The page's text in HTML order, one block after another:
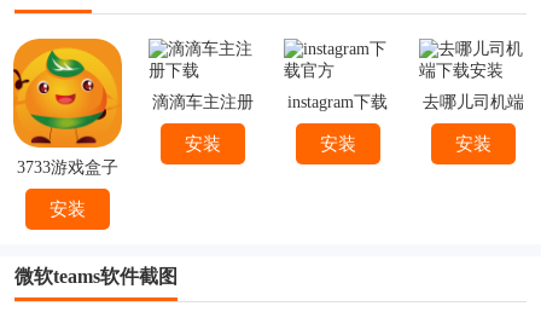
3733游戏盒子
安装
滴滴车主注册
下载
安装
instagram下载
官方
安装
去哪儿司机端
下载安装
安装
微软teams软件截图